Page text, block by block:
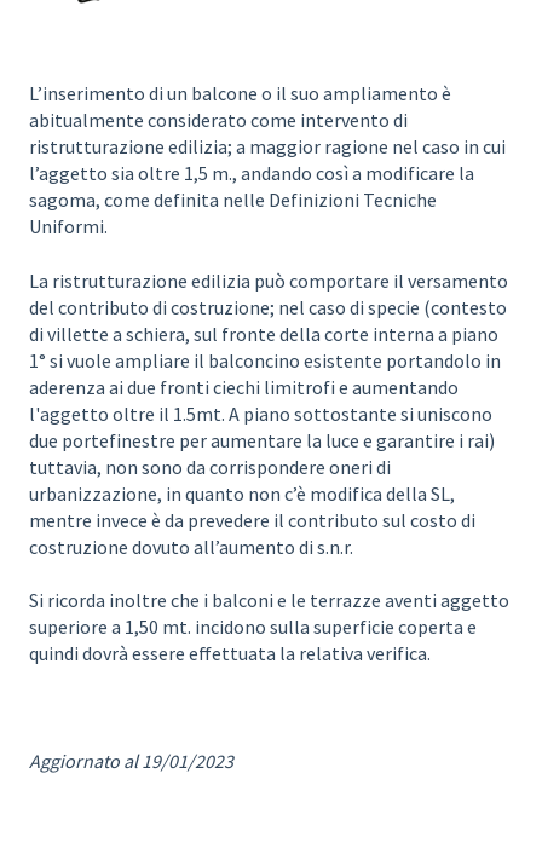
L’inserimento di un balcone o il suo ampliamento è
abitualmente considerato come intervento di
ristrutturazione edilizia; a maggior ragione nel caso in cui
l’aggetto sia oltre 1,5 m., andando così a modificare la
sagoma, come definita nelle Definizioni Tecniche
Uniformi.
La ristrutturazione edilizia può comportare il versamento
del contributo di costruzione; nel caso di specie (contesto
di villette a schiera, sul fronte della corte interna a piano
1° si vuole ampliare il balconcino esistente portandolo in
aderenza ai due fronti ciechi limitrofi e aumentando
l'aggetto oltre il 1.5mt. A piano sottostante si uniscono
due portefinestre per aumentare la luce e garantire i rai)
tuttavia, non sono da corrispondere oneri di
urbanizzazione, in quanto non c’è modifica della SL,
mentre invece è da prevedere il contributo sul costo di
costruzione dovuto all’aumento di s.n.r.
Si ricorda inoltre che i balconi e le terrazze aventi aggetto
superiore a 1,50 mt. incidono sulla superficie coperta e
quindi dovrà essere effettuata la relativa verifica.
Aggiornato al 19/01/2023